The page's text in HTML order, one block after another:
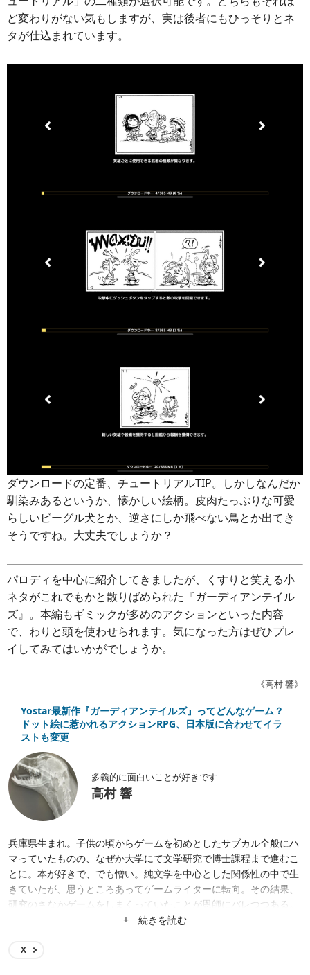
ど変わりがない気もしますが、実は後者にもひっそりとネ
タが仕込まれています。
ダウンロードの定番、チュートリアルTIP。しかしなんだか
馴染みあるというか、懐かしい絵柄。皮肉たっぷりな可愛
らしいビーグル犬とか、逆さにしか飛べない鳥とか出てき
そうですね。大丈夫でしょうか？
パロディを中心に紹介してきましたが、くすりと笑える小
ネタがこれでもかと散りばめられた『ガーディアンテイル
ズ』。本編もギミックが多めのアクションといった内容
で、わりと頭を使わせられます。気になった方はぜひプレ
イしてみてはいかがでしょうか。
《高村 響》
Yostar最新作『ガーディアンテイルズ』ってどんなゲーム？
ドット絵に惹かれるアクションRPG、日本版に合わせてイラ
ストも変更
多義的に面白いことが好きです
高村 響
兵庫県生まれ。子供の頃からゲームを初めとしたサブカル全般にハ
マっていたものの、なぜか大学にて文学研究で博士課程まで進むこ
とに。本が好きで、でも憎い。純文学を中心とした関係性の中で生
きていたが、思うところあってゲームライターに転向。その結果、
研究のさなかゲームをしまくっていたことが恩師にバレつつある。
読んでくださっている皆様、どうぞよろしくお願いします。
+ 続きを読む
X